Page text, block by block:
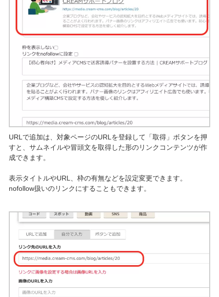
URLで追加は、対象ページのURLを登録して「取得」ボタンを押
すと、サムネイルや冒頭文を取得した形のリンクコンテンツが作
成できます。
表示タイトルやURL、枠の有無などを設定変更できます。
nofollow扱いのリンクにすることもできます。